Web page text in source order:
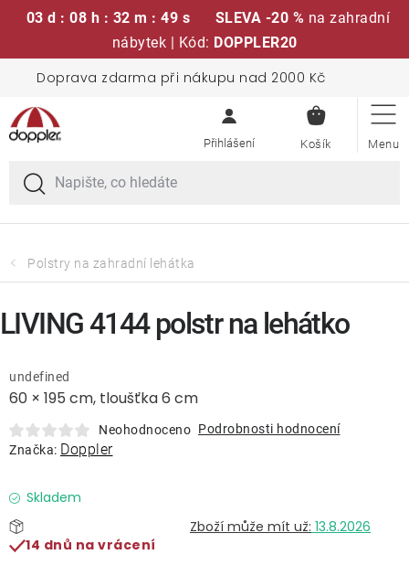
03 d : 08 h : 32 m : 48 s SLEVA -20 % na zahradní
nábytek | Kód: DOPPLER20
obsah
Doprava zdarma při nákupu nad 2000 Kč
KOŠÍK
Sedací soupravy
Slunečníky
Křesla a židle
Polstry na zahradní lehátka
60 × 195 cm, tloušťka 6 cm
undefined
Neohodnoceno Podrobnosti hodnocení
Značka: Doppler
Skladem
13.8.2026
14 dnů na vrácení
LIVING 4144 polstr na lehátko